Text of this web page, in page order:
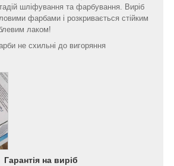
шліфування та фарбування. Виріб
фарбами і розкривається стійким
лаком!
не схильні до вигоряння
Гарантія на виріб